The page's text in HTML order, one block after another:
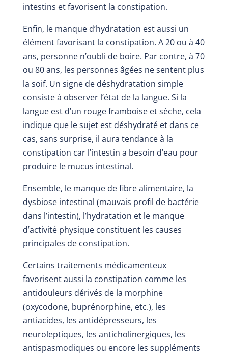
intestins et favorisent la constipation.
Enfin, le manque d’hydratation est aussi un
élément favorisant la constipation. A 20 ou à 40
ans, personne n’oubli de boire. Par contre, à 70
ou 80 ans, les personnes âgées ne sentent plus
la soif. Un signe de déshydratation simple
consiste à observer l’état de la langue. Si la
langue est d’un rouge framboise et sèche, cela
indique que le sujet est déshydraté et dans ce
cas, sans surprise, il aura tendance à la
constipation car l’intestin a besoin d’eau pour
produire le mucus intestinal.
Ensemble, le manque de fibre alimentaire, la
dysbiose intestinal (mauvais profil de bactérie
dans l’intestin), l’hydratation et le manque
d’activité physique constituent les causes
principales de constipation.
Certains traitements médicamenteux
favorisent aussi la constipation comme les
antidouleurs dérivés de la morphine
(oxycodone, buprénorphine, etc.), les
antiacides, les antidépresseurs, les
neuroleptiques, les anticholinergiques, les
antispasmodiques ou encore les suppléments